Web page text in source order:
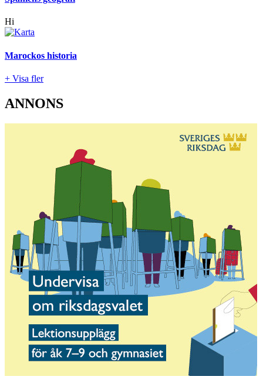
Hi
Marockos historia
+ Visa fler
ANNONS